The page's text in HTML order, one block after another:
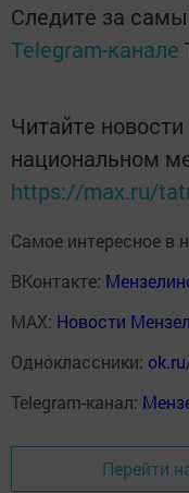
Следите за
Telegram-канале
Читайте
национальном
https://max.ru/
Самое интересное в
ВКонтакте:
MAX: Новости
Одноклассники:
Telegram-канал:
Перейти